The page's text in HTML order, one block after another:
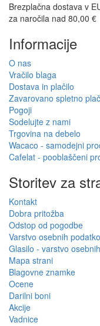
Brezplačna dostava v
za naročila nad 80,00 €
Informacije
O nas
Vračilo blaga
Dostava in plačilo
Zavarovano spletno
Pogoji
Sodelujte z nami
Trgovina na debelo
Wacaco - samodejni
Cafelat - pooblaščeni
Storitev za
Kontakt
Dobra pritožba
Odstop od pogodbe
Varstvo osebnih
Glasilo - varstvo
Mapa strani
Blagovne znamke
Ocene
Darilni boni
Akcije
Vadnice